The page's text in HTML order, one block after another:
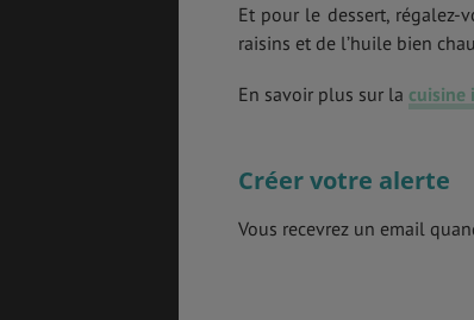
Et pour le dessert, régalez-
raisins et de l’huile bien
En savoir plus sur la cuisine
Créer votre alerte
Vous recevrez un email